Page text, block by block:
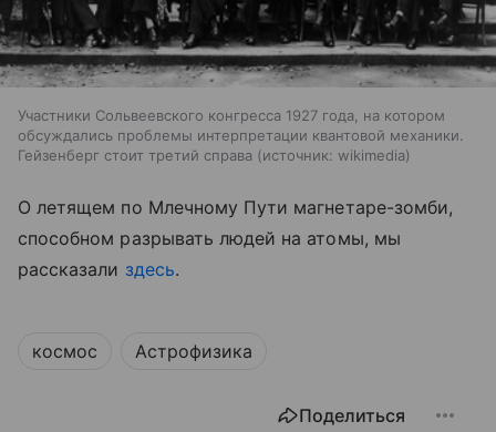
Участники Сольвеевского конгресса 1927 года, на котором
обсуждались проблемы интерпретации квантовой механики.
Гейзенберг стоит третий справа
источник: wikimedia
О летящем по Млечному Пути магнетаре-зомби,
способном разрывать людей на атомы, мы
рассказали здесь.
космос Астрофизика
Поделиться